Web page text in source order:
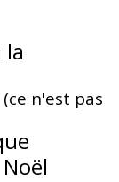
la
(ce n'est pas